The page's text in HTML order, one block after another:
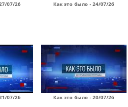
07/26 Как это было - 24/07/26
07/26 Как это было - 20/07/26